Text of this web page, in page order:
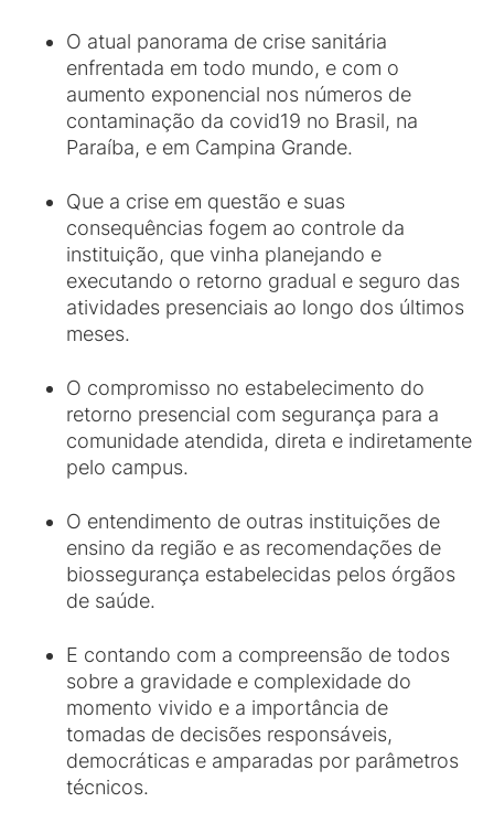
O atual panorama de crise sanitária
enfrentada em todo mundo, e com o
aumento exponencial nos números de
contaminação da covid19 no Brasil, na
Paraíba, e em Campina Grande.
Que a crise em questão e suas
consequências fogem ao controle da
instituição, que vinha planejando e
executando o retorno gradual e seguro das
atividades presenciais ao longo dos últimos
meses.
O compromisso no estabelecimento do
retorno presencial com segurança para a
comunidade atendida, direta e indiretamente
pelo campus.
O entendimento de outras instituições de
ensino da região e as recomendações de
biossegurança estabelecidas pelos órgãos
de saúde.
E contando com a compreensão de todos
sobre a gravidade e complexidade do
momento vivido e a importância de
tomadas de decisões responsáveis,
democráticas e amparadas por parâmetros
técnicos.